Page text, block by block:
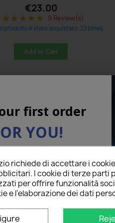
€23.00
star star star star star 9 Review(s)
prodotto è stato acquistato: 23 times
Add to Cart
richiede di accettare i
I cookie di terze parti
per offrire funzionalità
e l'elaborazione dei dati
first order
YOU!
your first order!